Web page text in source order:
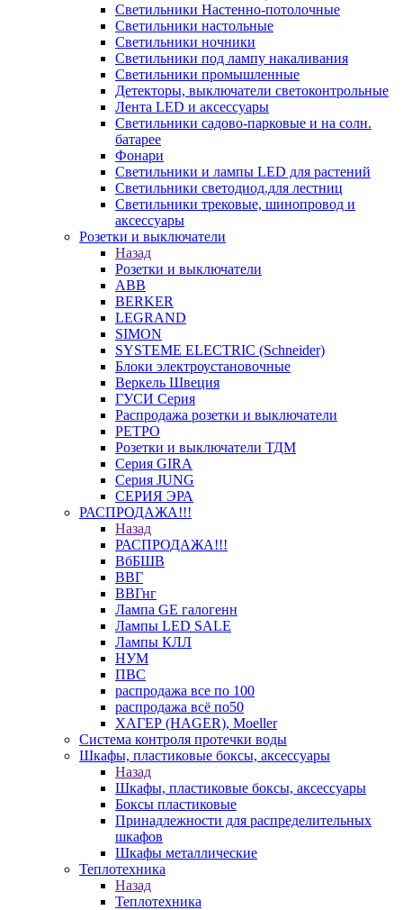
Светильники Настенно-потолочные
Светильники настольные
Светильники ночники
Светильники под лампу накаливания
Светильники промышленные
Детекторы, выключатели светоконтрольные
Лента LED и аксессуары
Светильники садово-парковые и на солн.
батарее
Фонари
Светильники и лампы LED для растений
Светильники светодиод.для лестниц
Светильники трековые, шинопровод и
аксессуары
Розетки и выключатели
Назад
Розетки и выключатели
ABB
BERKER
LEGRAND
SIMON
SYSTEME ELECTRIC (Schneider)
Блоки электроустановочные
Веркель Швеция
ГУСИ Серия
Распродажа розетки и выключатели
РЕТРО
Розетки и выключатели ТДМ
Серия GIRA
Серия JUNG
СЕРИЯ ЭРА
РАСПРОДАЖА!!!
Назад
РАСПРОДАЖА!!!
ВбБШВ
ВВГ
ВВГнг
Лампа GE галогенн
Лампы LED SALE
Лампы КЛЛ
НУМ
ПВС
распродажа все по 100
распродажа всё по50
ХАГЕР (HAGER), Moeller
Система контроля протечки воды
Шкафы, пластиковые боксы, аксессуары
Назад
Шкафы, пластиковые боксы, аксессуары
Боксы пластиковые
Принадлежности для распределительных
шкафов
Шкафы металлические
Теплотехника
Назад
Теплотехника